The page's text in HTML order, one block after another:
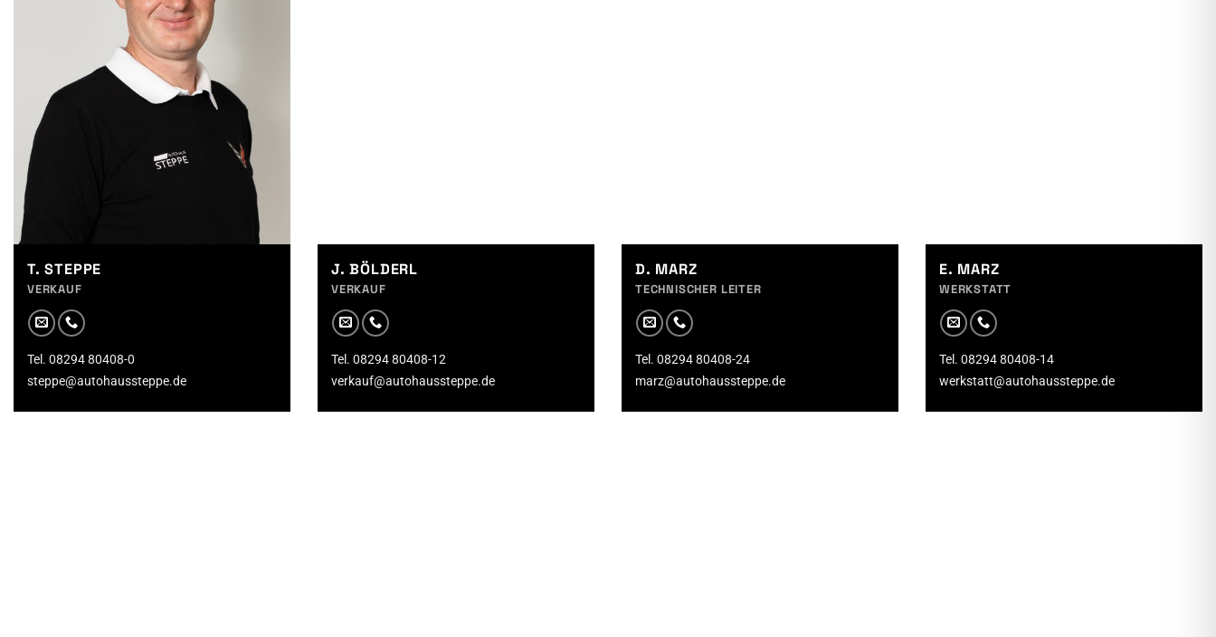
T. STEPPE
VERKAUF
Tel. 08294 80408-0
steppe@autohaussteppe.de
J. BÖLDERL
VERKAUF
Tel. 08294 80408-12
verkauf@autohaussteppe.de
D. MARZ
TECHNISCHER LEITER
Tel. 08294 80408-24
marz@autohaussteppe.de
E. MARZ
WERKSTATT
Tel. 08294 80408-14
werkstatt@autohaussteppe.de